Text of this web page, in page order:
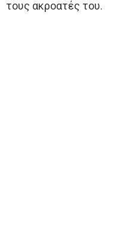
τους ακροατές του.